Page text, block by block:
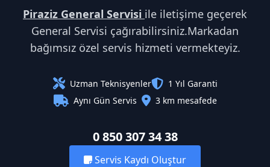
Piraziz General Servisi ile iletişime geçerek
General Servisi çağırabilirsiniz.Markadan
bağımsız özel servis hizmeti vermekteyiz.
Uzman Teknisyenler
1 Yıl Garanti
Aynı Gün Servis
3 km mesafede
0 850 307 34 38
Servis Kaydı Oluştur